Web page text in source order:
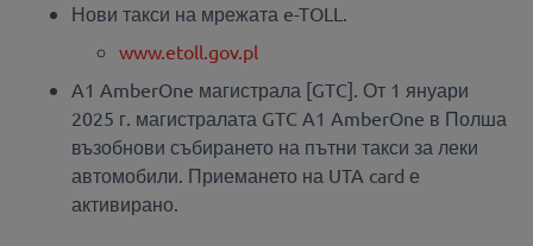
Нови такси на мрежата e-TOLL.
www.etoll.gov.pl
A1 AmberOne магистрала [GTC]. От 1 януари
2025 г. магистралата GTC A1 AmberOne в Полша
възобнови събирането на пътни такси за леки
автомобили. Приемането на UTA card е
активирано.